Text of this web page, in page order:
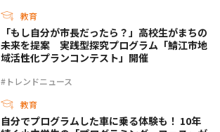
教育
#トレンドニュース
「もし自分が市長だったら？」高校生がまちの
未来を提案 実践型探究プログラム「鯖江市地
域活性化プランコンテスト」開催
教育
自分でプログラムした車に乗る体験も！ 10年